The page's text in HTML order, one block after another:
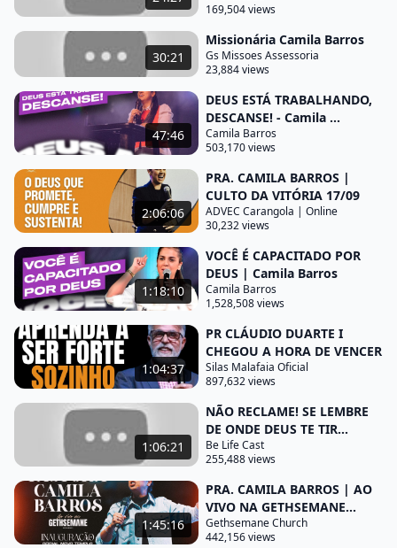
profundamente em espírito e perturbou-se
perguntou ele onde o puseram responderam
Senhor vem e vê Versículo 35 texto tão famoso né e
dando glória a Deus aí aonde você estiver aleluia
aleluia glória a Deus glória a Deus caminhando em
lembrava que uma das coisas que nos ajudam a
redimensionar e consequentemente fortalecer a
nossa fé são as frustrações que acontecem no
nosso caminho quando você conhecer alguém que
tem uma fé grande certamente Essa pessoa foi
frustrada em algum momento não tem como você
desenvolver uma fé relevante atuante poderosa
sem que essa pessoa Com tamanha fé tenha
passado por algum Caminho em algum momento
aonde ela tenha vivido uma frustração e essa
frustração ela tem a ver com a expectativa que a
gente cria naquilo que a gente
queria que Deus fizesse e normalmente aquilo que
a gente quer que Deus faça não está em nós a
dúvida de que ele tem poder para fazer mas
sempre o questionamento de que tempo ele fará e
169,504 views
30:21
Missionária Camila Barros
Gs Missoes Assessoria
23,884 views
47:46
DEUS ESTÁ TRABALHANDO,
DESCANSE! - Camila ...
Camila Barros
503,170 views
2:06:06
PRA. CAMILA BARROS |
CULTO DA VITÓRIA 17/09
ADVEC Carangola | Online
30,232 views
1:18:10
VOCÊ É CAPACITADO POR
DEUS | Camila Barros
Camila Barros
1,528,508 views
1:04:37
PR CLÁUDIO DUARTE I
CHEGOU A HORA DE VENCER
Silas Malafaia Oficial
897,632 views
1:06:21
NÃO RECLAME! SE LEMBRE
DE ONDE DEUS TE TIR...
Be Life Cast
255,488 views
1:45:16
PRA. CAMILA BARROS | AO
VIVO NA GETHSEMANE...
Gethsemane Church
442,156 views